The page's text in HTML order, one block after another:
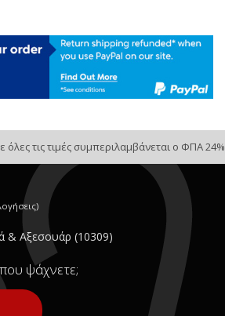
όλες τις τιμές συμπεριλαμβάνεται ο ΦΠΑ 24%
& Αξεσουάρ (10309)
ψάχνετε;